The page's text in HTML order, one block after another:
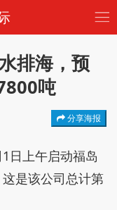
排海，预
吨
分享海报
日上午启动福岛
是该公司总计第